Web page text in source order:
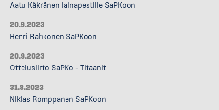
Aatu Käkränen lainapestille SaPKoon
20.9.2023
Henri Rahkonen SaPKoon
20.9.2023
Ottelusiirto SaPKo – Titaanit
31.8.2023
Niklas Romppanen SaPKoon